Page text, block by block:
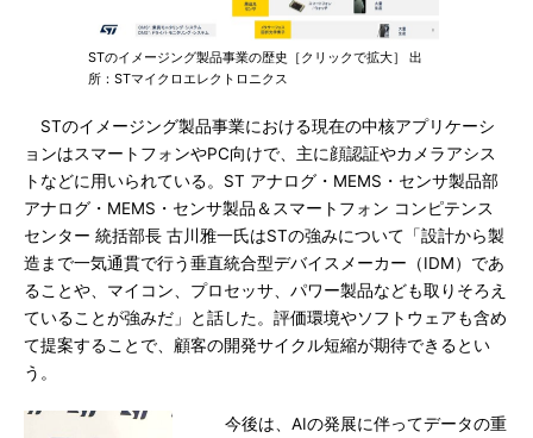
STのイメージング製品事業の歴史［クリックで拡大］ 出
所：STマイクロエレクトロニクス
STのイメージング製品事業における現在の中核アプリケーシ
ョンはスマートフォンやPC向けで、主に顔認証やカメラアシス
トなどに用いられている。ST アナログ・MEMS・センサ製品部
アナログ・MEMS・センサ製品＆スマートフォン コンピテンス
センター 統括部長 古川雅一氏はSTの強みについて「設計から製
造まで一気通貫で行う垂直統合型デバイスメーカー（IDM）であ
ることや、マイコン、プロセッサ、パワー製品なども取りそろえ
ていることが強みだ」と話した。評価環境やソフトウェアも含め
て提案することで、顧客の開発サイクル短縮が期待できるとい
う。
今後は、AIの発展に伴ってデータの重